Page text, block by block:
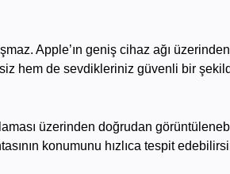
Apple’ın geniş cihaz ağı
hem de sevdikleriniz güvenli bir
üzerinden doğrudan
konumunu hızlıca tespit